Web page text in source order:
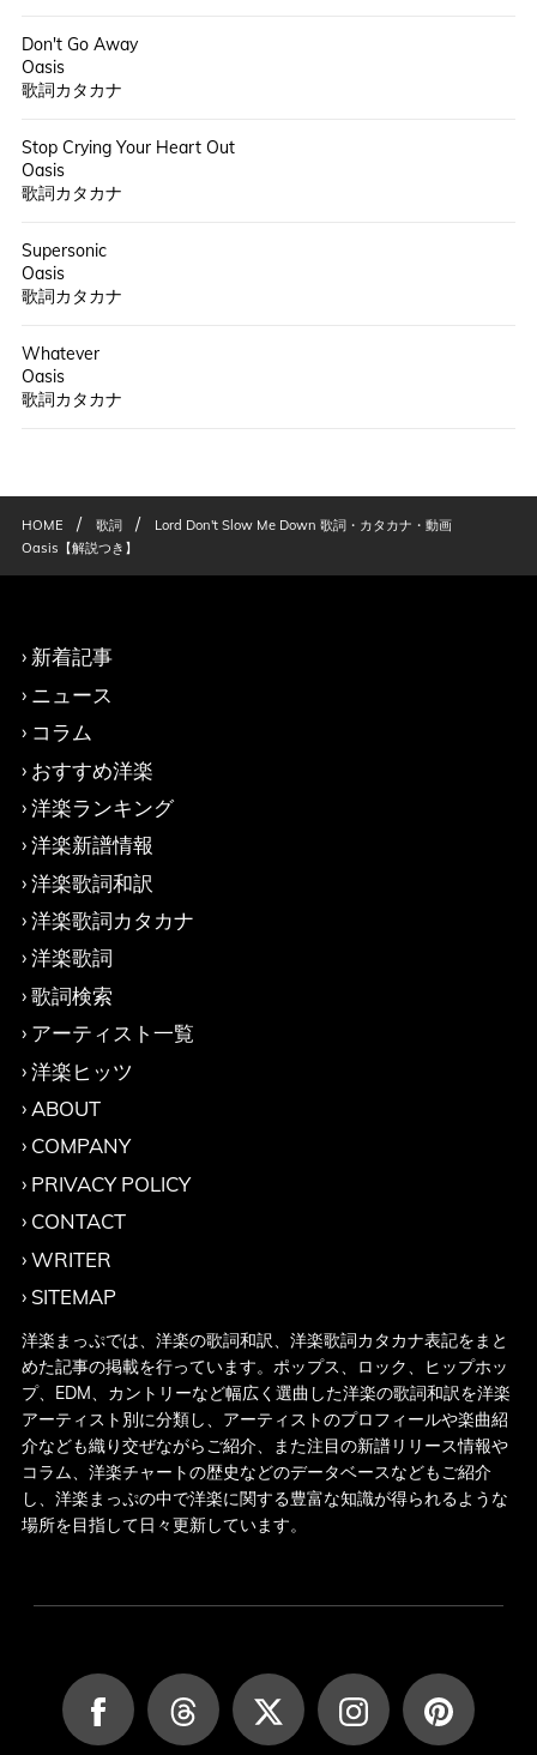
Don't Go Away
Oasis
歌詞カタカナ
Stop Crying Your Heart Out
Oasis
歌詞カタカナ
Supersonic
Oasis
歌詞カタカナ
Whatever
Oasis
歌詞カタカナ
HOME / 歌詞 /
Lord Don't Slow Me Down 歌詞・カタカナ・動画
Oasis【解説つき】
新着記事
ニュース
コラム
おすすめ洋楽
洋楽ランキング
洋楽新譜情報
洋楽歌詞和訳
洋楽歌詞カタカナ
洋楽歌詞
歌詞検索
アーティスト一覧
洋楽ヒッツ
ABOUT
COMPANY
PRIVACY POLICY
CONTACT
WRITER
SITEMAP
洋楽まっぷでは、洋楽の歌詞和訳、洋楽歌詞カタカナ表記をまと
めた記事の掲載を行っています。ポップス、ロック、ヒップホッ
プ、EDM、カントリーなど幅広く選曲した洋楽の歌詞和訳を洋楽
アーティスト別に分類し、アーティストのプロフィールや楽曲紹
介なども織り交ぜながらご紹介、また注目の新譜リリース情報や
コラム、洋楽チャートの歴史などのデータベースなどもご紹介
し、洋楽まっぷの中で洋楽に関する豊富な知識が得られるような
場所を目指して日々更新しています。